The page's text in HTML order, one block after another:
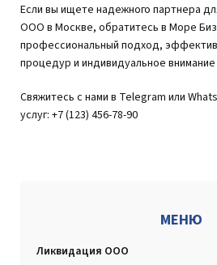
МЕНЮ
Ликвидация ООО
Если вы ищете надежного партнера
ООО в Москве, обратитесь в Море
профессиональный подход,
процедур и индивидуальное
Свяжитесь с нами в Telegram или
услуг: +7 (123) 456-78-90